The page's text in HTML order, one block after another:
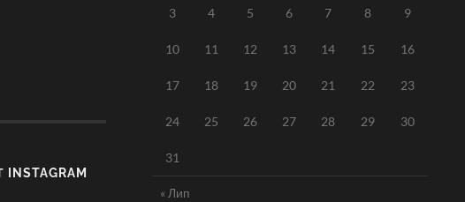
3 4 5 6 7 8 9
10 11 12 13 14 15 16
17 18 19 20 21 22 23
24 25 26 27 28 29 30
31
« Лип